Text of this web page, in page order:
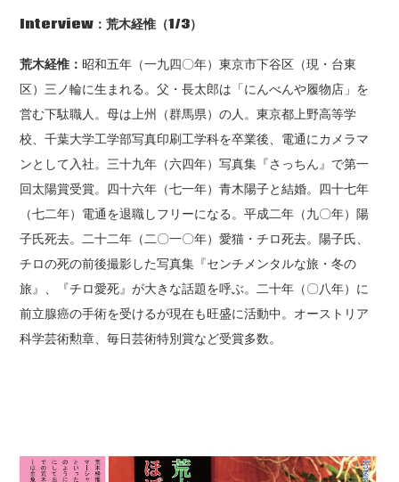
Interview：荒木経惟 （1/3）
荒木経惟： 昭和五年（一九四〇年）東京市下谷区（現・台東
区）三ノ輪に生まれる。父・長太郎は「にんべんや履物店」を
営む下駄職人。母は上州（群馬県）の人。東京都上野高等学
校、千葉大学工学部写真印刷工学科を卒業後、電通にカメラマ
ンとして入社。三十九年（六四年）写真集『さっちん』で第一
回太陽賞受賞。四十六年（七一年）青木陽子と結婚。四十七年
（七二年）電通を退職しフリーになる。平成二年（九〇年）陽
子氏死去。二十二年（二〇一〇年）愛猫・チロ死去。陽子氏、
チロの死の前後撮影した写真集『センチメンタルな旅・冬の
旅』、『チロ愛死』が大きな話題を呼ぶ。二十年（〇八年）に
前立腺癌の手術を受けるが現在も旺盛に活動中。オーストリア
科学芸術勲章、毎日芸術特別賞など受賞多数。